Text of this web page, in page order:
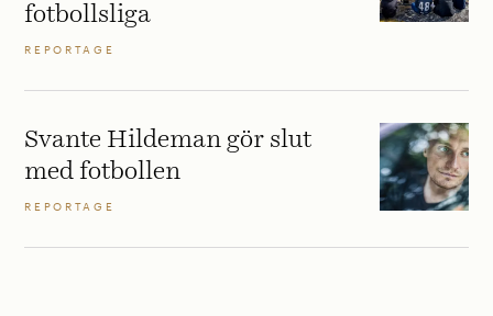
fotbollsliga
REPORTAGE
Svante Hildeman gör slut
med fotbollen
REPORTAGE